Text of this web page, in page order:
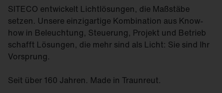
SITECO entwickelt Lichtlösungen, die Maßstäbe
setzen. Unsere einzigartige Kombination aus Know-
how in Beleuchtung, Steuerung, Projekt und Betrieb
schafft Lösungen, die mehr sind als Licht: Sie sind Ihr
Vorsprung.
Seit über 160 Jahren. Made in Traunreut.